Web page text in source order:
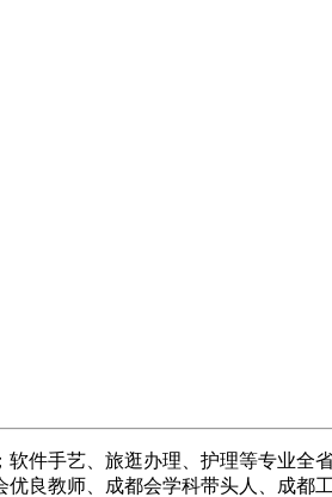
手艺、旅逛办理、护理等专业全省
良教师、成都会学科带头人、成都